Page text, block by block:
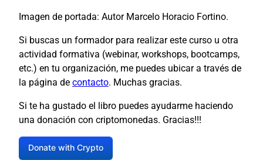
Imagen de portada: Autor Marcelo Horacio Fortino.
Si buscas un formador para realizar este curso u otra
actividad formativa (webinar, workshops, bootcamps,
etc.) en tu organización, me puedes ubicar a través de
la página de contacto. Muchas gracias.
Si te ha gustado el libro puedes ayudarme haciendo
una donación con criptomonedas. Gracias!!!
Donate with Crypto